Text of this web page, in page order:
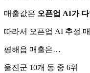
매출값은 오픈업 AI가
따라서 오픈업 AI 추정
평해읍 매출은…
울진군 10개 동 중 6위